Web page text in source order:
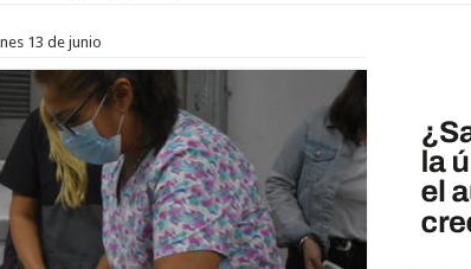
13 de junio